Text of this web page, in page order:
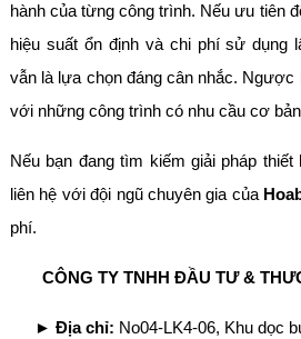
hành của từng công trình. Nếu ưu tiên
hiệu suất ổn định và chi phí sử dụng
vẫn là lựa chọn đáng cân nhắc. Ngược
với những công trình có nhu cầu cơ
Nếu bạn đang tìm kiếm giải pháp
liên hệ với đội ngũ chuyên gia của
phí.
CÔNG TY TNHH ĐẦU TƯ &
►Địa chỉ: No04-LK4-06, Khu dọc